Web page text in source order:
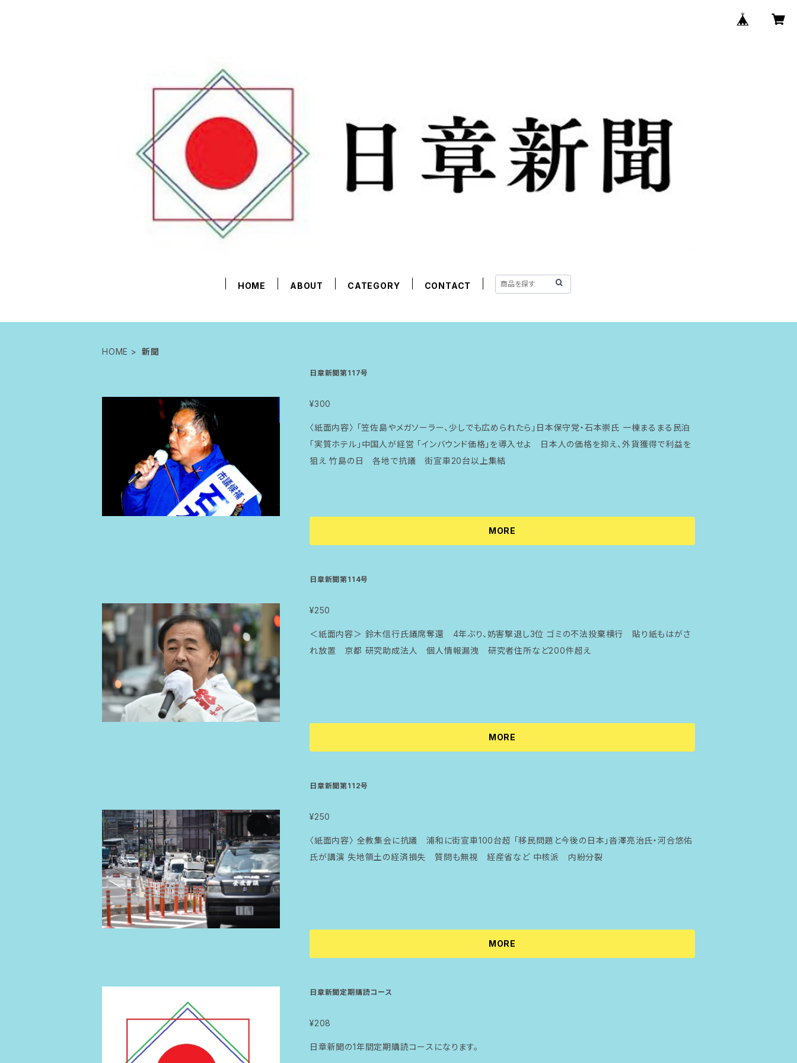
HOME ABOUT CATEGORY CONTACT
HOME 新聞
日章新聞第117号
¥300
〈紙面内容〉 「笠佐島やメガソーラー、少しでも広められたら」日本保守党・石本崇氏 一棟まるまる民泊
「実質ホテル」中国人が経営 「インバウンド価格」を導入せよ 日本人の価格を抑え、外貨獲得で利益を
狙え 竹島の日 各地で抗議 街宣車20台以上集結
MORE
日章新聞第114号
¥250
＜紙面内容＞ 鈴木信行氏議席奪還 4年ぶり、妨害撃退し3位 ゴミの不法投棄横行 貼り紙もはがさ
れ放置 京都 研究助成法人 個人情報漏洩 研究者住所など200件超え
MORE
日章新聞第112号
¥250
〈紙面内容〉 全教集会に抗議 浦和に街宣車100台超 「移民問題と今後の日本」沓澤亮治氏・河合悠佑
氏が講演 失地領土の経済損失 質問も無視 経産省など 中核派 内紛分裂
MORE
日章新聞定期購読コース
¥208
日章新聞の1年間定期購読コースになります。